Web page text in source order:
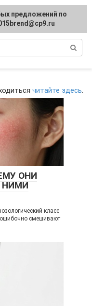
читайте здесь.
ОНИ
НИМИ
класс
смешивают
предложений по